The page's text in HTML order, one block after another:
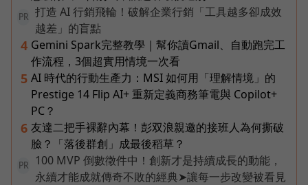
PR
打造 AI 行銷飛輪！破解企業行銷「工具越多卻成效
越差」的盲點
4 Gemini Spark完整教學｜幫你讀Gmail、自動跑完工
作流程，3個超實用情境一次看
5 AI 時代的行動生產力：MSI 如何用「理解情境」的
Prestige 14 Flip AI+ 重新定義商務筆電與 Copilot+
PC？
6 友達二把手裸辭內幕！彭双浪親邀的接班人為何撕破
臉？「落後群創」成最後稻草？
PR
100 MVP 倒數徵件中！創新才是持續成長的動能，
永續才能成就傳奇不敗的經典➤讓每一步改變被看見